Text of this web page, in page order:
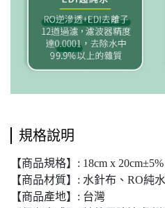
規格說明
【商品規格】: 18cm x
【商品材質】: 水針布、RO純
【商品產地】: 台灣